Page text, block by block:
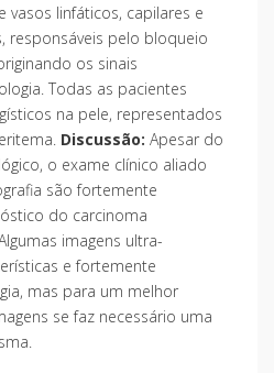
linfáticos, capilares e
responsáveis pelo bloqueio
os sinais
Todas as pacientes
na pele, representados
Discussão: Apesar do
o exame clínico aliado
são fortemente
do carcinoma
imagens ultra-
e fortemente
mas para um melhor
se faz necessário uma